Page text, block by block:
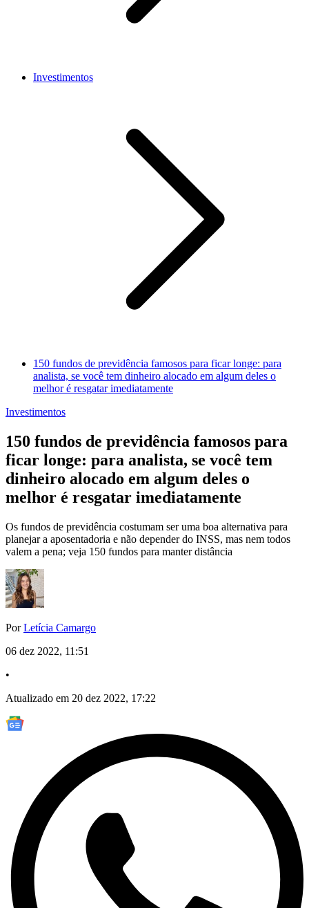
Investimentos
150 fundos de previdência famosos para ficar longe: para
analista, se você tem dinheiro alocado em algum deles o
melhor é resgatar imediatamente
Investimentos
150 fundos de previdência famosos para
ficar longe: para analista, se você tem
dinheiro alocado em algum deles o
melhor é resgatar imediatamente
Os fundos de previdência costumam ser uma boa alternativa para
planejar a aposentadoria e não depender do INSS, mas nem todos
valem a pena; veja 150 fundos para manter distância
PorLetícia Camargo
06 dez 2022, 11:51
•
Atualizado em 20 dez 2022, 17:22